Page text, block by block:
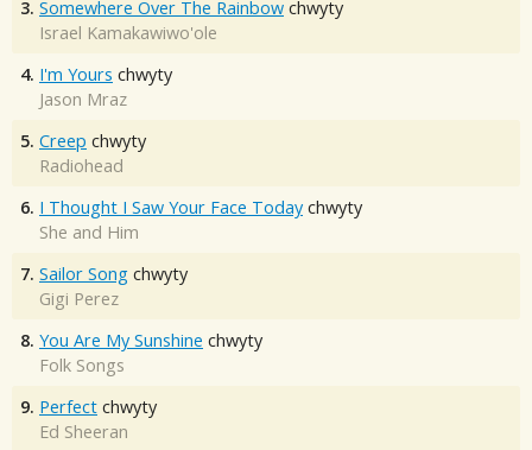
3. Somewhere Over The Rainbow chwyty
Israel Kamakawiwo'ole
4. I'm Yours chwyty
Jason Mraz
5. Creep chwyty
Radiohead
6. I Thought I Saw Your Face Today chwyty
She and Him
7. Sailor Song chwyty
Gigi Perez
8. You Are My Sunshine chwyty
Folk Songs
9. Perfect chwyty
Ed Sheeran